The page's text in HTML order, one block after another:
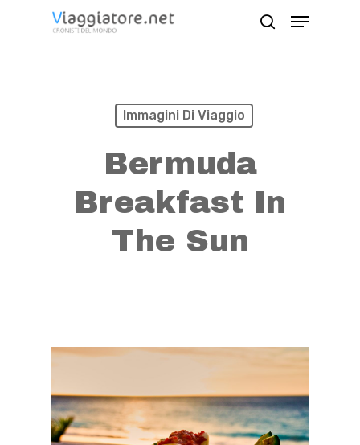
Menu
Immagini Di Viaggio
Bermuda
Breakfast In
The Sun